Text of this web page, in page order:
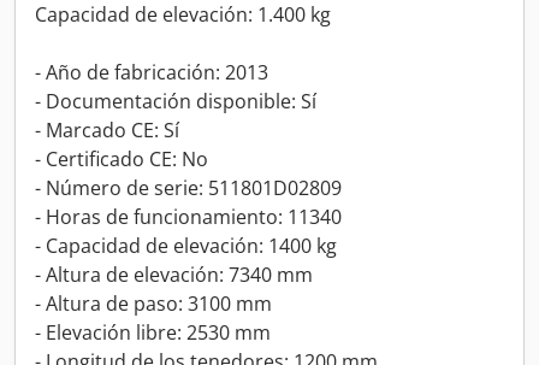
Capacidad de elevación: 1.400 kg
- Año de fabricación: 2013
- Documentación disponible: Sí
- Marcado CE: Sí
- Certificado CE: No
- Número de serie: 511801D02809
- Horas de funcionamiento: 11340
- Capacidad de elevación: 1400 kg
- Altura de elevación: 7340 mm
- Altura de paso: 3100 mm
- Elevación libre: 2530 mm